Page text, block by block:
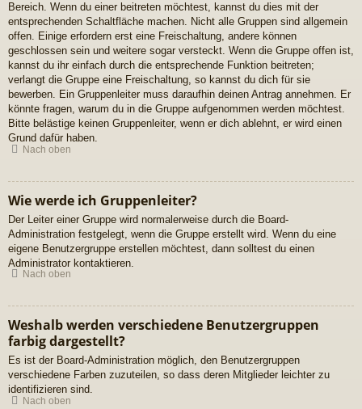
Bereich. Wenn du einer beitreten möchtest, kannst du dies mit der
entsprechenden Schaltfläche machen. Nicht alle Gruppen sind allgemein
offen. Einige erfordern erst eine Freischaltung, andere können
geschlossen sein und weitere sogar versteckt. Wenn die Gruppe offen ist,
kannst du ihr einfach durch die entsprechende Funktion beitreten;
verlangt die Gruppe eine Freischaltung, so kannst du dich für sie
bewerben. Ein Gruppenleiter muss daraufhin deinen Antrag annehmen. Er
könnte fragen, warum du in die Gruppe aufgenommen werden möchtest.
Bitte belästige keinen Gruppenleiter, wenn er dich ablehnt, er wird einen
Grund dafür haben.
Nach oben
Wie werde ich Gruppenleiter?
Der Leiter einer Gruppe wird normalerweise durch die Board-
Administration festgelegt, wenn die Gruppe erstellt wird. Wenn du eine
eigene Benutzergruppe erstellen möchtest, dann solltest du einen
Administrator kontaktieren.
Nach oben
Weshalb werden verschiedene Benutzergruppen
farbig dargestellt?
Es ist der Board-Administration möglich, den Benutzergruppen
verschiedene Farben zuzuteilen, so dass deren Mitglieder leichter zu
identifizieren sind.
Nach oben